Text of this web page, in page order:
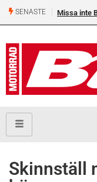
SENASTE Missa inte
Skinnställ